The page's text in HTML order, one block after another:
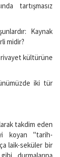
tartışmasız
Kaynak
midir?
rivayet kültürüne
iki tür
takdim eden
koyan "tarih-
laik-seküler bir